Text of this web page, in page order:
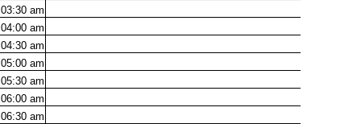
03:30 am
04:00 am
04:30 am
05:00 am
05:30 am
06:00 am
06:30 am